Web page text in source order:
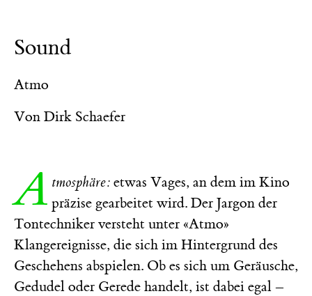
Sound
Atmo
Von Dirk Schaefer
A tmosphäre: etwas Vages, an dem im Kino
präzise gearbeitet wird. Der Jargon der
Tontechniker versteht unter «Atmo»
Klangereignisse, die sich im Hintergrund des
Geschehens abspielen. Ob es sich um Geräusche,
Gedudel oder Gerede handelt, ist dabei egal –